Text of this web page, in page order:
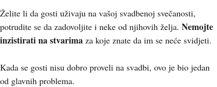
Želite li da gosti uživaju na vašoj svadbenoj svečanosti,
potrudite se da zadovoljite i neke od njihovih želja. Nemojte
inzistirati na stvarima za koje znate da im se neće svidjeti.
Kada se gosti nisu dobro proveli na svadbi, ovo je bio jedan
od glavnih problema.